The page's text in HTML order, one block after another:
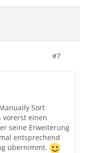
#7
Sort
vorerst einen
seine Erweiterung
entsprechend
übernimmt.